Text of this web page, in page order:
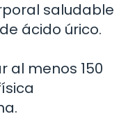
saludable
ácido úrico.
al menos 150